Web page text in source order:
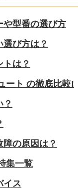
や型番の選び方
び方は？
は？
ート の徹底比較!
の原因は？
集一覧
イス